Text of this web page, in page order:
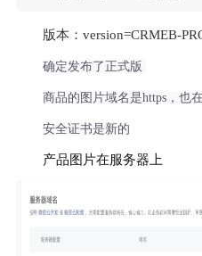
版本：version=CRMEB-
确定发布了正式版
商品的图片域名是https，也
安全证书是新的
产品图片在服务器上